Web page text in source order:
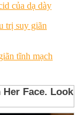
của dạ dày
tĩnh mạch